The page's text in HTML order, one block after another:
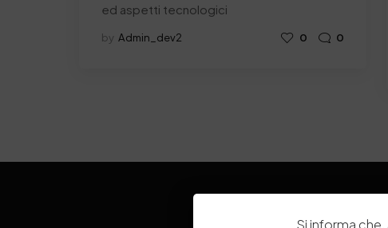
ed aspetti tecnologici
by Admin_dev2 0 0
Si informa che,